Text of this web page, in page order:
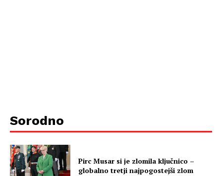
Sorodno
Pirc Musar si je zlomila ključnico –
globalno tretji najpogostejši zlom